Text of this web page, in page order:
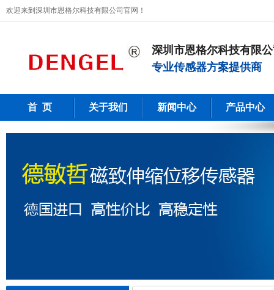
欢迎来到深圳市恩格尔科技有限公司官网！
深圳市恩格尔科技有限
专业传感器方案提供商
首 页 关于我们 新闻中心 产品中心